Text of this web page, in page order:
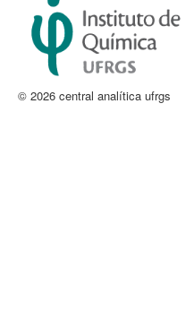
© 2026 central analítica ufrgs